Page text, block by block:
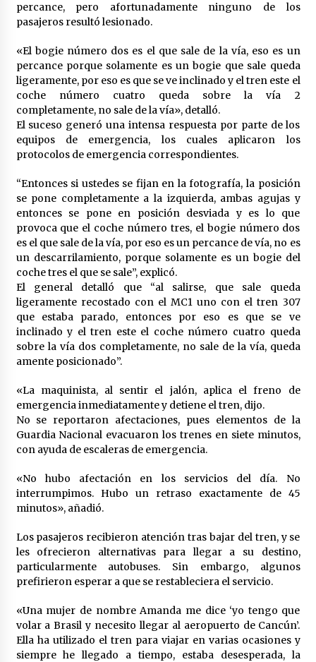
Trump asegura que barcos cargados de
2 meses atrás
México libraría posible arancel de EE.UU. en
85% de sus exportaciones
2 meses atrás
percance, pero afortunadamente ninguno de los
pasajeros resultó lesionado.
«El bogie número dos es el que sale de la vía, eso es un
percance porque solamente es un bogie que sale queda
ligeramente, por eso es que se ve inclinado y el tren este el
coche número cuatro queda sobre la vía 2
completamente, no sale de la vía», detalló.
El suceso generó una intensa respuesta por parte de los
equipos de emergencia, los cuales aplicaron los
protocolos de emergencia correspondientes.
“Entonces si ustedes se fijan en la fotografía, la posición
se pone completamente a la izquierda, ambas agujas y
entonces se pone en posición desviada y es lo que
provoca que el coche número tres, el bogie número dos
es el que sale de la vía, por eso es un percance de vía, no es
un descarrilamiento, porque solamente es un bogie del
coche tres el que se sale”, explicó.
El general detalló que “al salirse, que sale queda
ligeramente recostado con el MC1 uno con el tren 307
que estaba parado, entonces por eso es que se ve
inclinado y el tren este el coche número cuatro queda
sobre la vía dos completamente, no sale de la vía, queda
amente posicionado”.
«La maquinista, al sentir el jalón, aplica el freno de
emergencia inmediatamente y detiene el tren, dijo.
No se reportaron afectaciones, pues elementos de la
Guardia Nacional evacuaron los trenes en siete minutos,
con ayuda de escaleras de emergencia.
«No hubo afectación en los servicios del día. No
interrumpimos. Hubo un retraso exactamente de 45
minutos», añadió.
Los pasajeros recibieron atención tras bajar del tren, y se
les ofrecieron alternativas para llegar a su destino,
particularmente autobuses. Sin embargo, algunos
prefirieron esperar a que se restableciera el servicio.
«Una mujer de nombre Amanda me dice ‘yo tengo que
volar a Brasil y necesito llegar al aeropuerto de Cancún’.
Ella ha utilizado el tren para viajar en varias ocasiones y
siempre he llegado a tiempo, estaba desesperada, la